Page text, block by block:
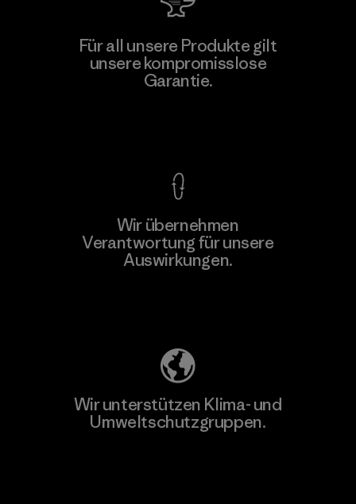
Manufacturing Sportswear Joint
Stock Company - Thai Binh
Branch
Für all unsere Produkte gilt
unsere kompromisslose
Garantie.
Wir übernehmen
Verantwortung für unsere
Auswirkungen.
Wir unterstützen Klima- und
Umweltschutzgruppen.